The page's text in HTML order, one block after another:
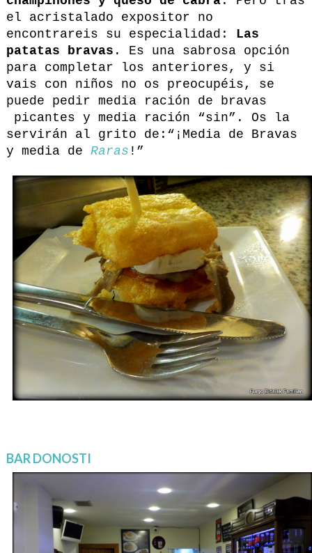
el acristalado expositor no
encontrareis su especialidad: Las
patatas bravas . Es una sabrosa opción
para completar los anteriores, y si
vais con niños no os preocupéis, se
puede pedir media ración de bravas
picantes y media ración “sin”. Os la
servirán al grito de:“¡Media de Bravas
y media de Raras !”
BAR DONOSTI